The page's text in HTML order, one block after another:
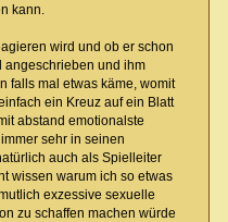
kann.
wird und ob er schon
angeschrieben und ihm
falls mal etwas käme, womit
ein Kreuz auf ein Blatt
abstand emotionalste
sehr in seinen
auch als Spielleiter
wissen warum ich so etwas
exzessive sexuelle
zu schaffen machen würde